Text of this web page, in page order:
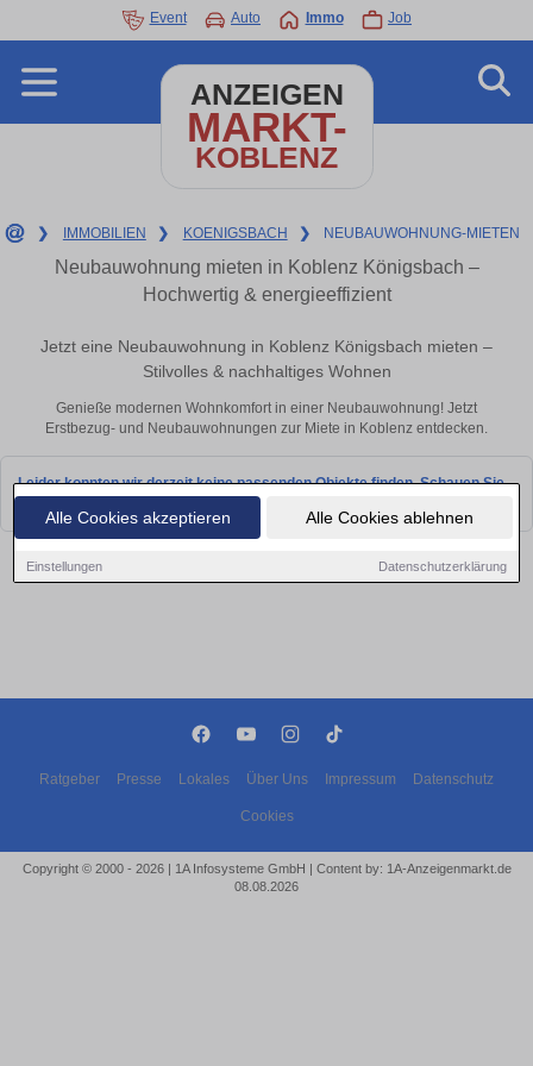
Alle Cookies akzeptieren Alle Cookies ablehnen
Einstellungen Datenschutzerklärung
Event Auto Immo Job
ANZEIGEN
MARKT-
KOBLENZ
❯ IMMOBILIEN ❯ KOENIGSBACH ❯ NEUBAUWOHNUNG-MIETEN
Neubauwohnung mieten in Koblenz Königsbach –
Hochwertig & energieeffizient
Jetzt eine Neubauwohnung in Koblenz Königsbach mieten –
Stilvolles & nachhaltiges Wohnen
Genieße modernen Wohnkomfort in einer Neubauwohnung! Jetzt
Erstbezug- und Neubauwohnungen zur Miete in Koblenz entdecken.
Leider konnten wir derzeit keine passenden Objekte finden. Schauen Sie
Ratgeber Presse Lokales Über Uns Impressum Datenschutz
Cookies
Copyright © 2000 - 2026 | 1A Infosysteme GmbH | Content by: 1A-Anzeigenmarkt.de
08.08.2026